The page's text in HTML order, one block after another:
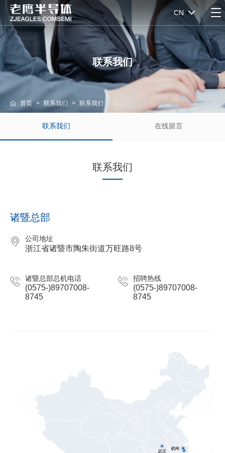
CN
联系我们
首页 > 联系我们 > 联系我们
联系我们 在线留言
联系我们
诸暨总部
公司地址
浙江省诸暨市陶朱街道万旺路8号
诸暨总部总机电话
(0575-)89707008-
8745
招聘热线
(0575-)89707008-
8745